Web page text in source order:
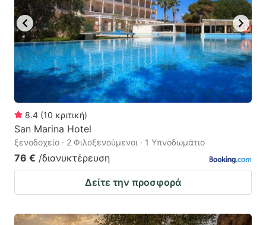
8.4 (10 κριτική)
San Marina Hotel
ξενοδοχείο · 2 Φιλοξενούμενοι · 1 Υπνοδωμάτιο
76 € /διανυκτέρευση
Δείτε την προσφορά